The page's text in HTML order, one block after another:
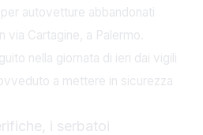
autovetture abbandonati
via Cartagine, a Palermo.
nella giornata di ieri dai vigili
a mettere in sicurezza
i serbatoi